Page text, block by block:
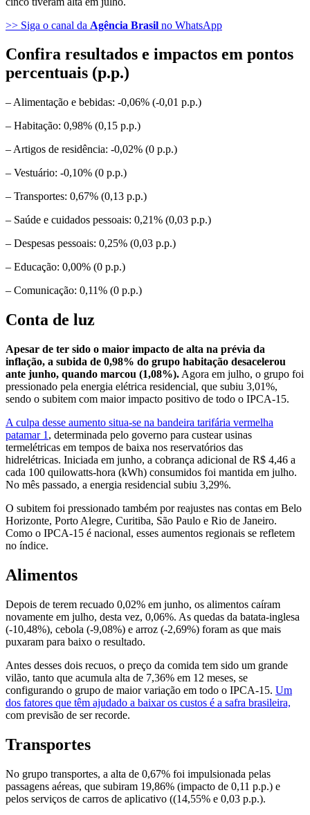
>> Siga o canal da Agência Brasil no WhatsApp
Confira resultados e impactos em pontos
percentuais (p.p.)
– Alimentação e bebidas: -0,06% (-0,01 p.p.)
– Habitação: 0,98% (0,15 p.p.)
– Artigos de residência: -0,02% (0 p.p.)
– Vestuário: -0,10% (0 p.p.)
– Transportes: 0,67% (0,13 p.p.)
– Saúde e cuidados pessoais: 0,21% (0,03 p.p.)
– Despesas pessoais: 0,25% (0,03 p.p.)
– Educação: 0,00% (0 p.p.)
– Comunicação: 0,11% (0 p.p.)
Conta de luz
Apesar de ter sido o maior impacto de alta na prévia da
inflação, a subida de 0,98% do grupo habitação desacelerou
ante junho, quando marcou (1,08%). Agora em julho, o grupo foi
pressionado pela energia elétrica residencial, que subiu 3,01%,
sendo o subitem com maior impacto positivo de todo o IPCA-15.
A culpa desse aumento situa-se na bandeira tarifária vermelha
patamar 1 , determinada pelo governo para custear usinas
termelétricas em tempos de baixa nos reservatórios das
hidrelétricas. Iniciada em junho, a cobrança adicional de R$ 4,46 a
cada 100 quilowatts-hora (kWh) consumidos foi mantida em julho.
No mês passado, a energia residencial subiu 3,29%.
O subitem foi pressionado também por reajustes nas contas em Belo
Horizonte, Porto Alegre, Curitiba, São Paulo e Rio de Janeiro.
Como o IPCA-15 é nacional, esses aumentos regionais se refletem
no índice.
Alimentos
Depois de terem recuado 0,02% em junho, os alimentos caíram
novamente em julho, desta vez, 0,06%. As quedas da batata-inglesa
(-10,48%), cebola (-9,08%) e arroz (-2,69%) foram as que mais
puxaram para baixo o resultado.
Antes desses dois recuos, o preço da comida tem sido um grande
vilão, tanto que acumula alta de 7,36% em 12 meses, se
configurando o grupo de maior variação em todo o IPCA-15. Um
dos fatores que têm ajudado a baixar os custos é a safra brasileira,
com previsão de ser recorde.
Transportes
No grupo transportes, a alta de 0,67% foi impulsionada pelas
passagens aéreas, que subiram 19,86% (impacto de 0,11 p.p.) e
pelos serviços de carros de aplicativo ((14,55% e 0,03 p.p.).